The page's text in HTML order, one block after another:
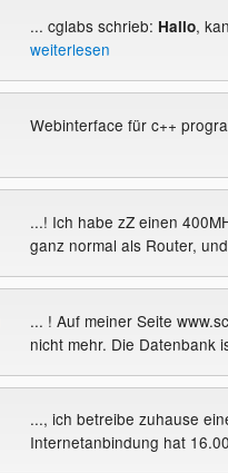
... cglabs schrieb: Hallo,
weiterlesen
Webinterface für c++
...! Ich habe zZ einen
ganz normal als Router,
... ! Auf meiner Seite
nicht mehr. Die Datenbank
..., ich betreibe zuhause
Internetanbindung hat